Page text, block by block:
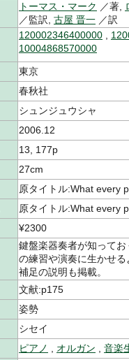
トーマス・マーク ／著,
／監訳, 古屋 晋一 ／訳
120002346400000
10004868570000
東京
春秋社
シュンジュウシャ
2006.12
13, 177p
27cm
原タイトル:What every
原タイトル:What every
¥2300
鍵盤楽器奏者が知って
の練習や演奏に生かせ
補足の説明も掲載。
文献:p175
姿勢
シセイ
ピアノ オルガン
音楽